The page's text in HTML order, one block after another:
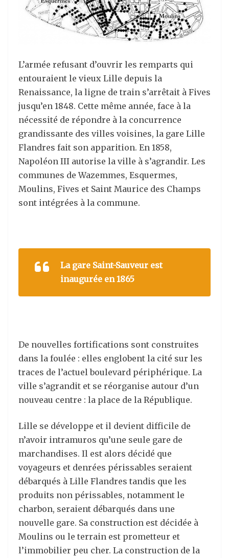
L’armée refusant d’ouvrir les remparts qui
entouraient le vieux Lille depuis la
Renaissance, la ligne de train s’arrêtait à Fives
jusqu’en 1848. Cette même année, face à la
nécessité de répondre à la concurrence
grandissante des villes voisines, la gare Lille
Flandres fait son apparition. En 1858,
Napoléon III autorise la ville à s’agrandir. Les
communes de Wazemmes, Esquermes,
Moulins, Fives et Saint Maurice des Champs
sont intégrées à la commune.
La gare Saint-Sauveur est
inaugurée en 1865
De nouvelles fortifications sont construites
dans la foulée : elles englobent la cité sur les
traces de l’actuel boulevard périphérique. La
ville s’agrandit et se réorganise autour d’un
nouveau centre : la place de la République.
Lille se développe et il devient difficile de
n’avoir intramuros qu’une seule gare de
marchandises. Il est alors décidé que
voyageurs et denrées périssables seraient
débarqués à Lille Flandres tandis que les
produits non périssables, notamment le
charbon, seraient débarqués dans une
nouvelle gare. Sa construction est décidée à
Moulins ou le terrain est prometteur et
l’immobilier peu cher. La construction de la